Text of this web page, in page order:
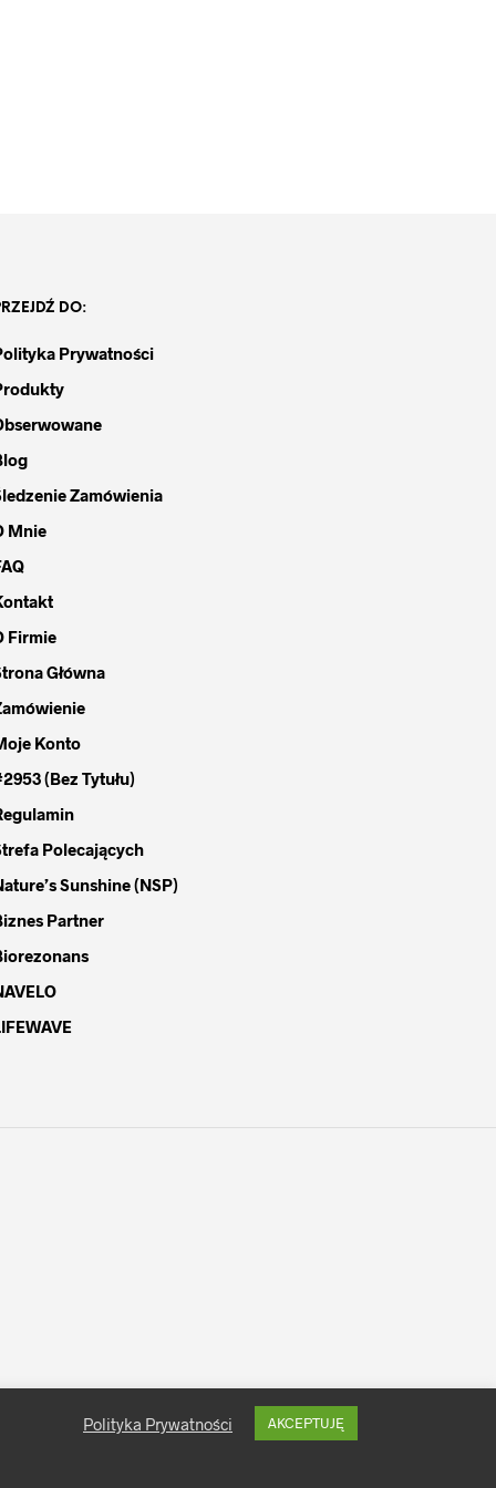
DO:
Prywatności
Zamówienia
Mnie
Firmie
Główna
Konto
(bez Tytułu)
Polecających
Sunshine (NSP)
Partner
Polityka Prywatności AKCEPTUJĘ